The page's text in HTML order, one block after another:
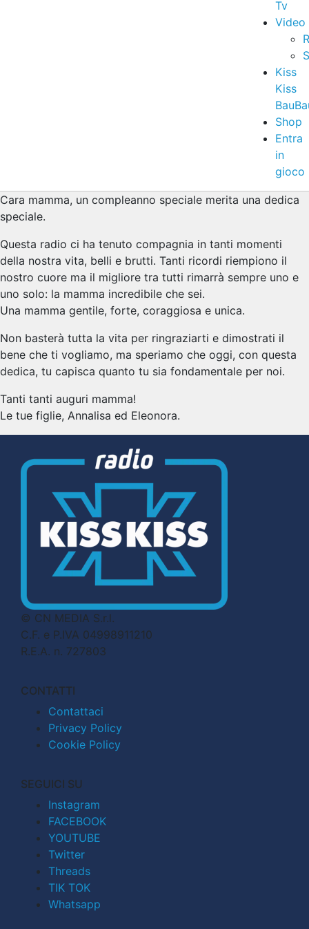
Tv
Video
Kiss
Kiss
Shop
Entra
in
gioco
Cara mamma, un compleanno speciale merita una dedica
speciale.
Questa radio ci ha tenuto compagnia in tanti momenti
della nostra vita, belli e brutti. Tanti ricordi riempiono il
nostro cuore ma il migliore tra tutti rimarrà sempre uno e
uno solo: la mamma incredibile che sei.
Una mamma gentile, forte, coraggiosa e unica.
Non basterà tutta la vita per ringraziarti e dimostrati il
bene che ti vogliamo, ma speriamo che oggi, con questa
dedica, tu capisca quanto tu sia fondamentale per noi.
Tanti tanti auguri mamma!
Le tue figlie, Annalisa ed Eleonora.
© CN MEDIA S.r.l.
C.F. e P.IVA 04998911210
R.E.A. n. 727803
CONTATTI
Contattaci
Privacy Policy
Cookie Policy
SEGUICI SU
Instagram
FACEBOOK
YOUTUBE
Twitter
Threads
TIK TOK
Whatsapp